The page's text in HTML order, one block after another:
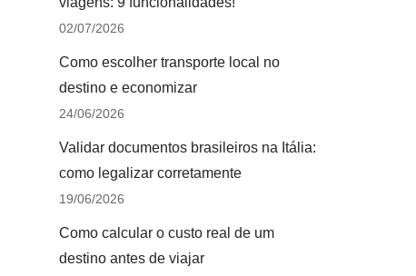
02/07/2026
Como escolher transporte local no
destino e economizar
24/06/2026
Validar documentos brasileiros na Itália:
como legalizar corretamente
19/06/2026
Como calcular o custo real de um
destino antes de viajar